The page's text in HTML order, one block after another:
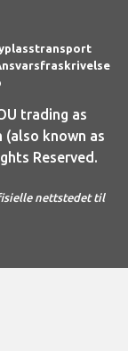
trading as
known as
Reserved.
nettstedet til